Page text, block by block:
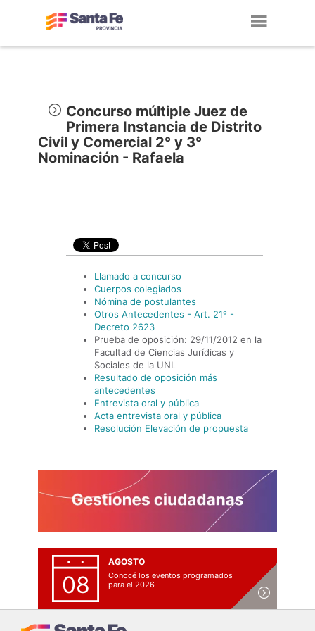
Concurso múltiple Juez de
Primera Instancia de Distrito
Civil y Comercial 2° y 3°
Nominación - Rafaela
Llamado a concurso
Cuerpos colegiados
Nómina de postulantes
Otros Antecedentes - Art. 21º -
Decreto 2623
Prueba de oposición: 29/11/2012 en la
Facultad de Ciencias Jurídicas y
Sociales de la UNL
Resultado de oposición más
antecedentes
Entrevista oral y pública
Acta entrevista oral y pública
Resolución Elevación de propuesta
08
AGOSTO
Conocé los eventos programados
para el 2026